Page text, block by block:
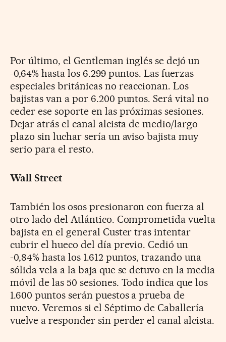
Por último, el Gentleman inglés se dejó un
-0,64% hasta los 6.299 puntos. Las fuerzas
especiales británicas no reaccionan. Los
bajistas van a por 6.200 puntos. Será vital no
ceder ese soporte en las próximas sesiones.
Dejar atrás el canal alcista de medio/largo
plazo sin luchar sería un aviso bajista muy
serio para el resto.
Wall Street
También los osos presionaron con fuerza al
otro lado del Atlántico. Comprometida vuelta
bajista en el general Custer tras intentar
cubrir el hueco del día previo. Cedió un
-0,84% hasta los 1.612 puntos, trazando una
sólida vela a la baja que se detuvo en la media
móvil de las 50 sesiones. Todo indica que los
1.600 puntos serán puestos a prueba de
nuevo. Veremos si el Séptimo de Caballería
vuelve a responder sin perder el canal alcista.